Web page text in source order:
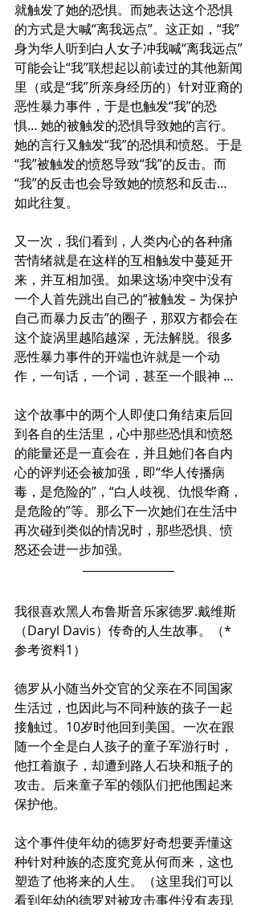
就触发了她的恐惧。而她表达这个恐惧
的方式是大喊“离我远点”。这正如，“我”
身为华人听到白人女子冲我喊“离我远点”
可能会让“我”联想起以前读过的其他新闻
里（或是“我”所亲身经历的）针对亚裔的
恶性暴力事件，于是也触发“我”的恐
惧… 她的被触发的恐惧导致她的言行。
她的言行又触发“我”的恐惧和愤怒。于是
“我”被触发的愤怒导致“我”的反击。而
“我”的反击也会导致她的愤怒和反击…
如此往复。
又一次，我们看到，人类内心的各种痛
苦情绪就是在这样的互相触发中蔓延开
来，并互相加强。如果这场冲突中没有
一个人首先跳出自己的“被触发 – 为保护
自己而暴力反击”的圈子，那双方都会在
这个旋涡里越陷越深，无法解脱。很多
恶性暴力事件的开端也许就是一个动
作，一句话，一个词，甚至一个眼神 …
这个故事中的两个人即使口角结束后回
到各自的生活里，心中那些恐惧和愤怒
的能量还是一直会在，并且她们各自内
心的评判还会被加强，即“华人传播病
毒，是危险的”，“白人歧视、仇恨华裔，
是危险的”等。那么下一次她们在生活中
再次碰到类似的情况时，那些恐惧、愤
怒还会进一步加强。
我很喜欢黑人布鲁斯音乐家德罗.戴维斯
（Daryl Davis）传奇的人生故事。（*
参考资料1）
德罗从小随当外交官的父亲在不同国家
生活过，也因此与不同种族的孩子一起
接触过。10岁时他回到美国。一次在跟
随一个全是白人孩子的童子军游行时，
他扛着旗子，却遭到路人石块和瓶子的
攻击。后来童子军的领队们把他围起来
保护他。
这个事件使年幼的德罗好奇想要弄懂这
种针对种族的态度究竟从何而来，这也
塑造了他将来的人生。（这里我们可以
看到年幼的德罗对被攻击事件没有表现